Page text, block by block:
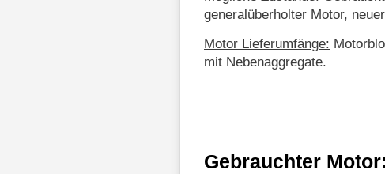
generalüberholter Motor,
Motor Lieferumfänge:
mit Nebenaggregate.
Gebrauchter Motor: